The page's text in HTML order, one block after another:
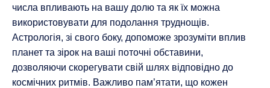
числа впливають на вашу долю та як їх можна
використовувати для подолання труднощів.
Астрологія, зі свого боку, допоможе зрозуміти вплив
планет та зірок на ваші поточні обставини,
дозволяючи скорегувати свій шлях відповідно до
космічних ритмів. Важливо пам’ятати, що кожен